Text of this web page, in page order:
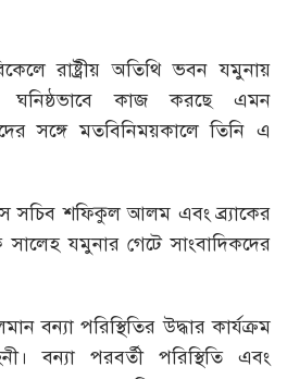
রাষ্ট্রীয় অতিথি ভবন যমুনায়
ঘনিষ্ঠভাবে কাজ করছে এমন
সঙ্গে মতবিনিময়কালে তিনি এ
সচিব শফিকুল আলম এবং ব্র্যাকের
সালেহ যমুনার গেটে সাংবাদিকদের
বন্যা পরিস্থিতির উদ্ধার কার্যক্রম
বন্যা পরবর্তী পরিস্থিতি এবং